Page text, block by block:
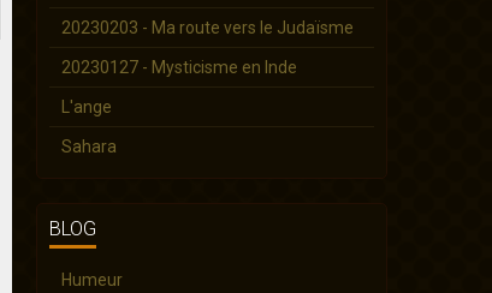
20230203 - Ma route vers le Judaïsme
20230127 - Mysticisme en Inde
L'ange
Sahara
BLOG
Humeur